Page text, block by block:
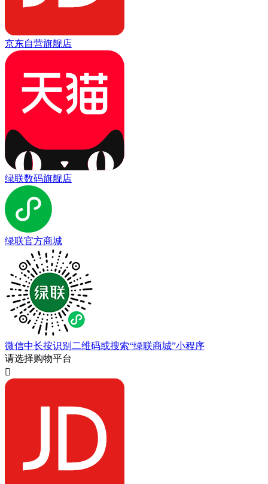
京东自营旗舰店
绿联数码旗舰店
绿联官方商城
微信中长按识别二维码或搜索“绿联商城”小程序
请选择购物平台
